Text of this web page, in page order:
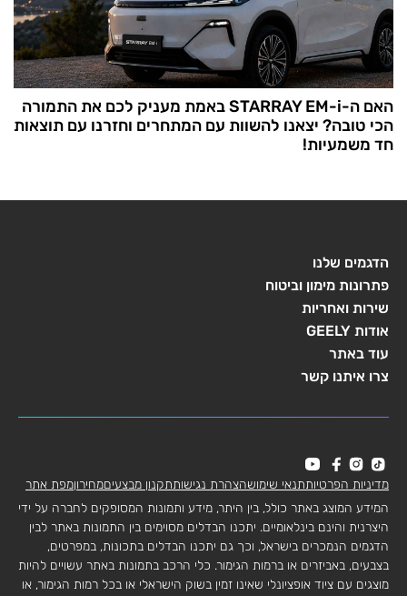
האם ה-STARRAY EM-i באמת מעניק לכם את התמורה
הכי טובה? יצאנו להשוות עם המתחרים וחזרנו עם תוצאות
חד משמעיות!
הדגמים שלנו
פתרונות מימון וביטוח
שירות ואחריות
אודות GEELY
עוד באתר
צרו איתנו קשר
מדיניות הפרטיותתנאי שימושהצהרת נגישותתקנון מבצעיםמחירוןמפת אתר
המידע המוצג באתר כולל, בין היתר, מידע ותמונות המסופקים לחברה על ידי
היצרנית והינם בינלאומיים. יתכנו הבדלים מסוימים בין התמונות באתר לבין
הדגמים הנמכרים בישראל, וכך גם יתכנו הבדלים בתכונות, במפרטים,
בצבעים, באביזרים או ברמות הגימור. כלי הרכב בתמונות באתר עשויים להיות
מוצגים עם ציוד אופציונלי שאינו זמין בשוק הישראלי או בכל רמות הגימור, או